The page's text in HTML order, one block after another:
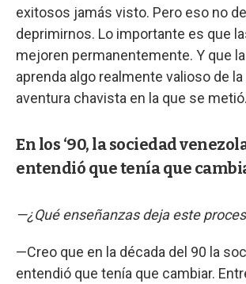
exitosos jamás visto. Pero eso no
deprimirnos. Lo importante es que
mejoren permanentemente. Y que
aprenda algo realmente valioso de
aventura chavista en la que se metió.
En los ‘90, la sociedad
entendió que tenía que
—¿Qué enseñanzas deja este
—Creo que en la década del 90 la
entendió que tenía que cambiar.